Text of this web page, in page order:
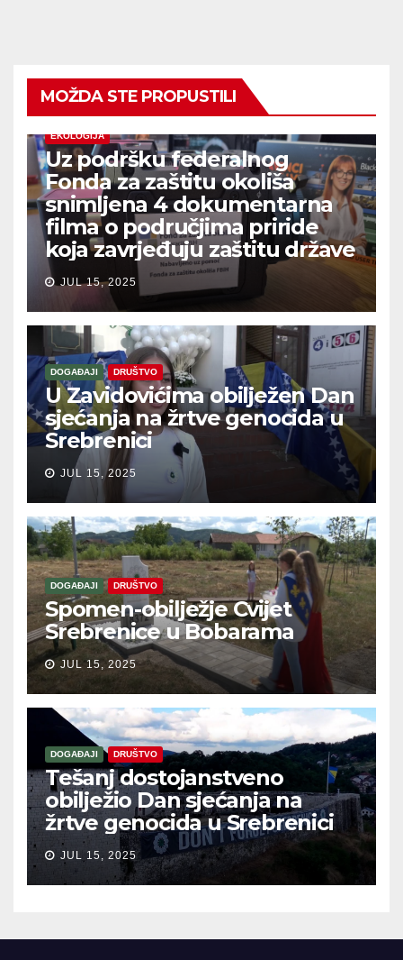
MOŽDA STE PROPUSTILI
EKOLOGIJA
Uz podršku federalnog
Fonda za zaštitu okoliša
snimljena 4 dokumentarna
filma o područjima priride
koja zavrjeđuju zaštitu države
JUL 15, 2025
DOGAĐAJI DRUŠTVO
U Zavidovićima obilježen Dan
sjećanja na žrtve genocida u
Srebrenici
JUL 15, 2025
DOGAĐAJI DRUŠTVO
Spomen-obilježje Cvijet
Srebrenice u Bobarama
JUL 15, 2025
DOGAĐAJI DRUŠTVO
Tešanj dostojanstveno
obilježio Dan sjećanja na
žrtve genocida u Srebrenici
JUL 15, 2025